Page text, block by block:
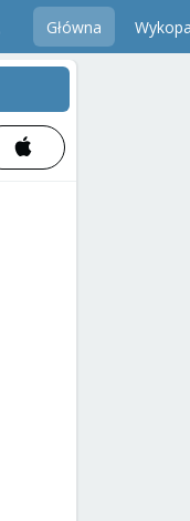
Główna